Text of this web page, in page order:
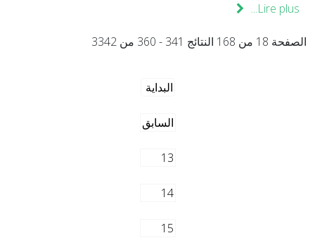
Lire plus...
الصفحة 18 من 168 النتائج 341 - 360 من 3342
البداية
السابق
13
14
15